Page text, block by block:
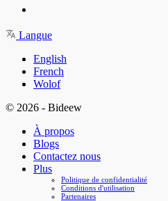
Langue
English
French
Wolof
© 2026 - Bideew
À propos
Blogs
Contactez nous
Plus
Politique de confidentialité
Conditions d'utilisation
Partenaires